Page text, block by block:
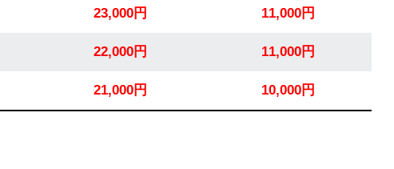
23,000円 11,000円
22,000円 11,000円
21,000円 10,000円